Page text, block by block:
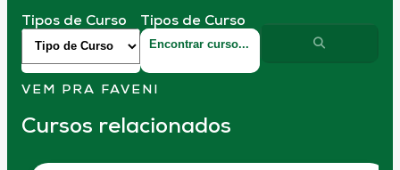
Tipos de Curso Tipos de Curso
VEM PRA FAVENI
Cursos relacionados